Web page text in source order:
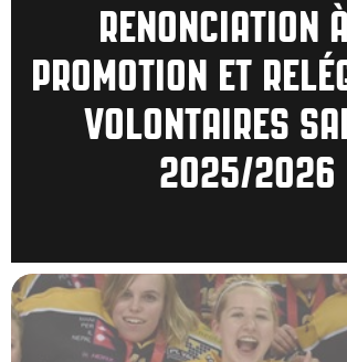
RENONCIATION
PROMOTION ET
VOLONTAIRES
2025/2026